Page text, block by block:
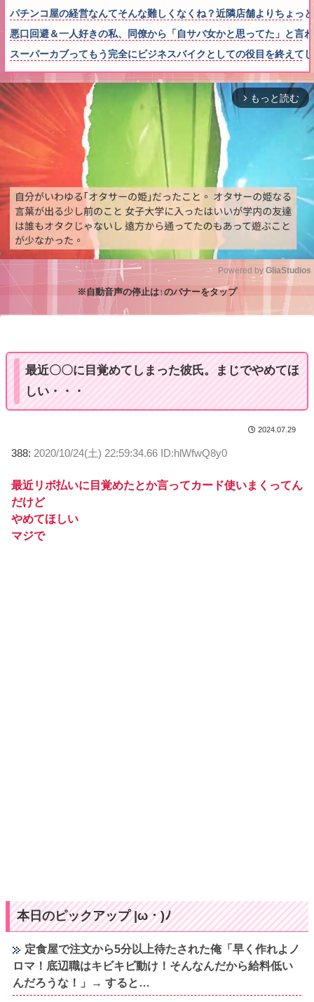
パチンコ屋の経営なんてそんな難しくなくね？近隣店舗よりちょっ
悪口回避＆一人好きの私、同僚から「自サバ女かと思ってた」と
スーパーカブってもう完全にビジネスバイクとしての役目を終えて
arrow_forward_ios もっと読む
Powered by GliaStudios
※自動音声の停止は↑のバナーをタップ
最近〇〇に目覚めてしまった彼氏。まじでやめてほ
しい・・・
2024.07.29
388: 2020/10/24(土) 22:59:34.66 ID:hlWfwQ8y0
最近リボ払いに目覚めたとか言ってカード使いまくってん
だけど
やめてほしい
マジで
本日のピックアップ |ω・)ﾉ
定食屋で注文から5分以上待たされた俺「早く作れよノ
ロマ！底辺職はキビキビ動け！そんなんだから給料低い
んだろうな！」→ すると…